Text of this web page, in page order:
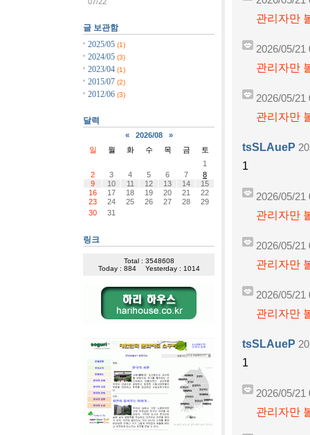
관리자만
2026/05/21
관리자만
2026/05/21
관리자만
tsSLAueP
1
2026/05/21
관리자만
2026/05/21
관리자만
2026/05/21
관리자만
tsSLAueP
1
2026/05/21
관리자만
글 보관함
2025/05 (1)
2024/05 (3)
2023/04 (1)
2015/07 (2)
2012/06 (3)
달력
« 2026/08
»
일
월 화 수 목 금
토
1
2
3 4 5 6 7
8
9
10 11 12 13 14
15
16
17 18 19 20 21
22
23
24 25 26 27 28
29
30
31
링크
Total : 3548608
Today : 884
Yesterday : 1014